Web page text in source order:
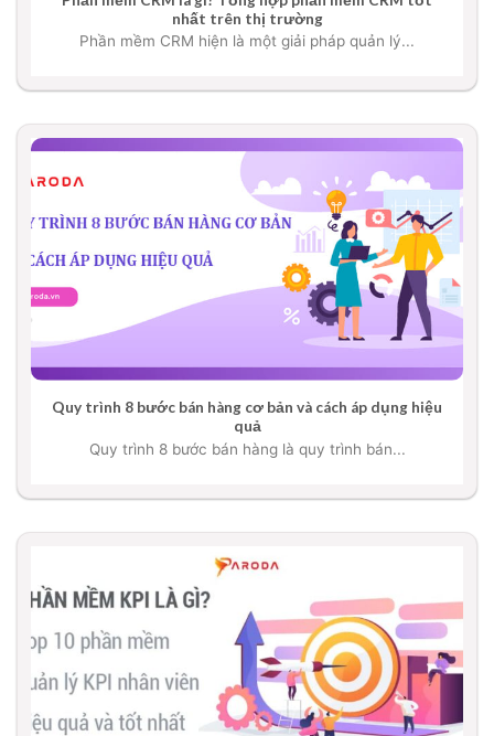
nhất trên thị trường
Phần mềm CRM hiện là một giải pháp quản lý...
Quy trình 8 bước bán hàng cơ bản và cách áp dụng hiệu
quả
Quy trình 8 bước bán hàng là quy trình bán...